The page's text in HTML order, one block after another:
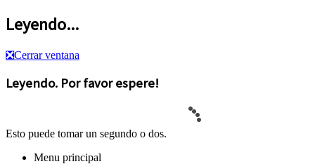
Leyendo...
❎Cerrar ventana
Leyendo. Por favor espere!
Esto puede tomar un segundo o dos.
Menu principal